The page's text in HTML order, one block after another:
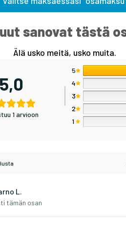
sanovat tästä
Älä usko meitä, usko muita.
5,0
1 arvioon
5
4
3
2
1
L.
tämän osan